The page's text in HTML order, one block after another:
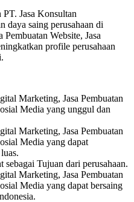
Jasa Konsultan
daya saing perusahaan di
Website, Jasa
profile perusahaan
Marketing, Jasa Pembuatan
Media yang unggul dan
Marketing, Jasa Pembuatan
Media yang dapat
Tujuan dari perusahaan.
Marketing, Jasa Pembuatan
Media yang dapat bersaing